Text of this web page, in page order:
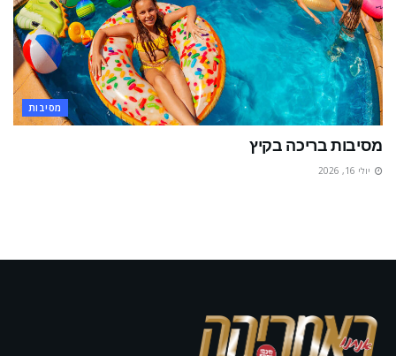
מסיבות
מסיבות בריכה בקיץ
יולי 16, 2026